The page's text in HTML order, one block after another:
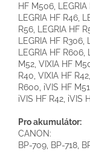
HF M506, LEGRIA
LEGRIA HF R46,
R56, LEGRIA HF
LEGRIA HF
LEGRIA HF
M52, VIXIA HF
R40, VIXIA HF
R600, iVIS HF
iVIS HF R42, iVIS
Pro akumulátor:
CANON:
BP-709, BP-718,